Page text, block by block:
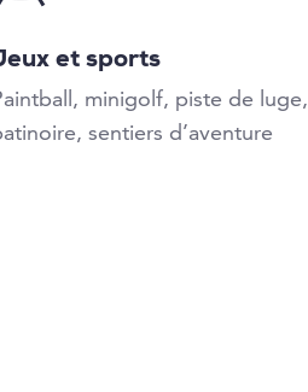
et sports
minigolf, piste de luge,
sentiers d’aventure